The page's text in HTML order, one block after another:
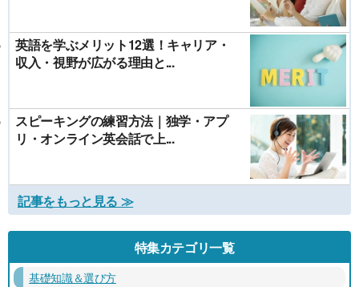
英語を学ぶメリット12選！キャリア・
収入・視野が広がる理由と...
スピーキングの練習方法｜独学・アプ
リ・オンライン英会話で上...
記事をもっと見る ≫
特集カテゴリ一覧
基礎知識＆選び方